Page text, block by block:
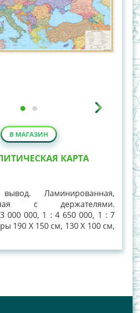
В МАГАЗИН
КАРТА
Ламинированная,
с держателями.
000 000, 1 : 4 650 000, 1 : 7
190 Х 150 см, 130 Х 100 см,